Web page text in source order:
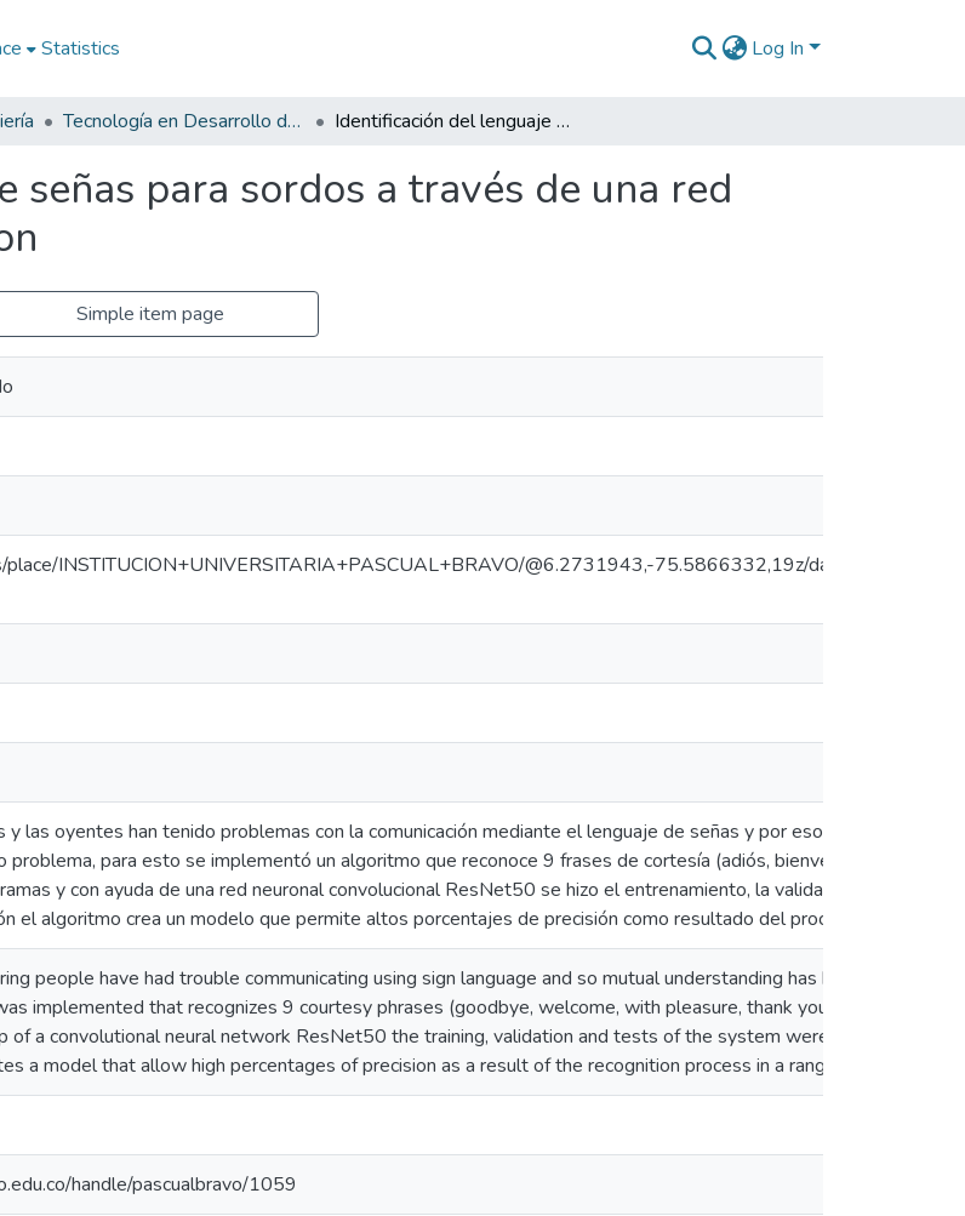
Statistics Log In
Tecnología en Desarrollo de Software Identificación del lenguaje de señas para sordos a través de una red neuronal por medio de python
señas para sordos a través de una red
Simple item page
place/INSTITUCION+UNIVERSITARIA+PASCUAL+BRAVO/@6.2731943,-75.5866332,19z/
y las oyentes han tenido problemas con la comunicación mediante el lenguaje de señas y por eso ha sido difícil
problema, para esto se implementó un algoritmo que reconoce 9 frases de cortesía (adiós, bienvenido, con
y con ayuda de una red neuronal convolucional ResNet50 se hizo el entrenamiento, la validación y las
el algoritmo crea un modelo que permite altos porcentajes de precisión como resultado del proceso de
people have had trouble communicating using sign language and so mutual understanding has been difficult
implemented that recognizes 9 courtesy phrases (goodbye, welcome, with pleasure, thank you, hello, sorry,
of a convolutional neural network ResNet50 the training, validation and tests of the system were carried out to
a model that allow high percentages of precision as a result of the recognition process in a range of 92% to
handle/pascualbravo/1059